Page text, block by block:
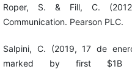
Roper, S. & Fill, C.
Communication. Pearson PLC.
Salpini, C. (2019, 17 de
marked by first $1B